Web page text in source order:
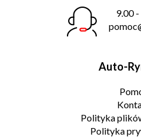
9.00
Auto-
Polityka
Polityka